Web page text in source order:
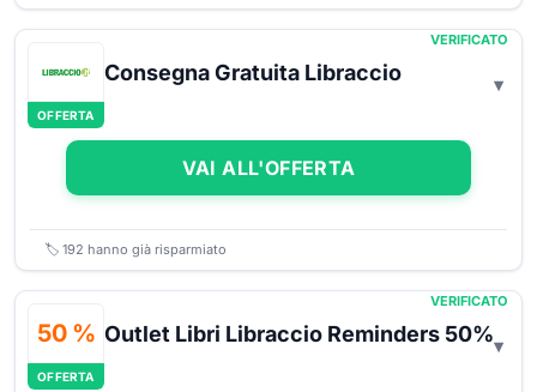
OFFERTA
VERIFICATO
Consegna Gratuita Libraccio
VAI ALL'OFFERTA
🏷️ 192 hanno già risparmiato
50 %
OFFERTA
VERIFICATO
Outlet Libri Libraccio Reminders 50%